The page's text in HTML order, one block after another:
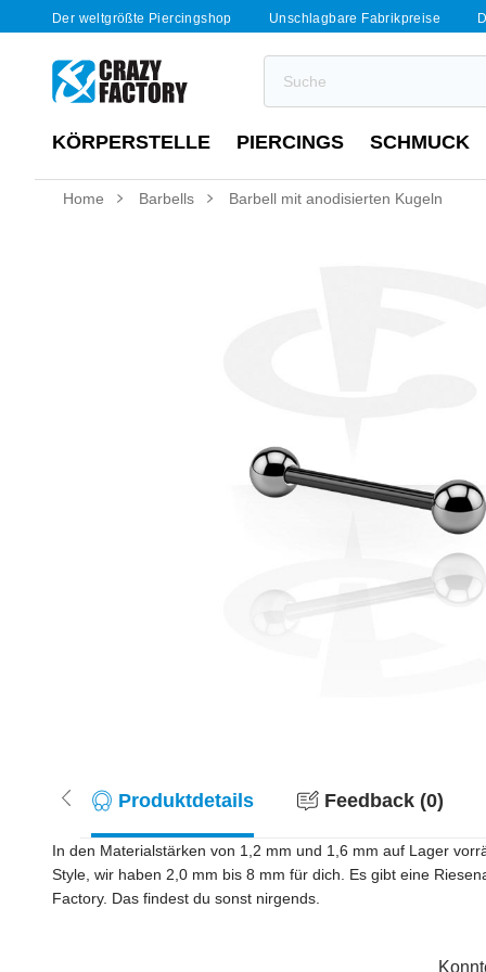
Der weltgrößte Piercingshop Unschlagbare Fabrikpreise
KÖRPERSTELLE PIERCINGS SCHMUCK
Home Barbells Barbell mit anodisierten Kugeln
Produktdetails Feedback (0)
In den Materialstärken von 1,2 mm und 1,6 mm auf Lager
Style, wir haben 2,0 mm bis 8 mm für dich. Es gibt eine
Factory. Das findest du sonst nirgends.